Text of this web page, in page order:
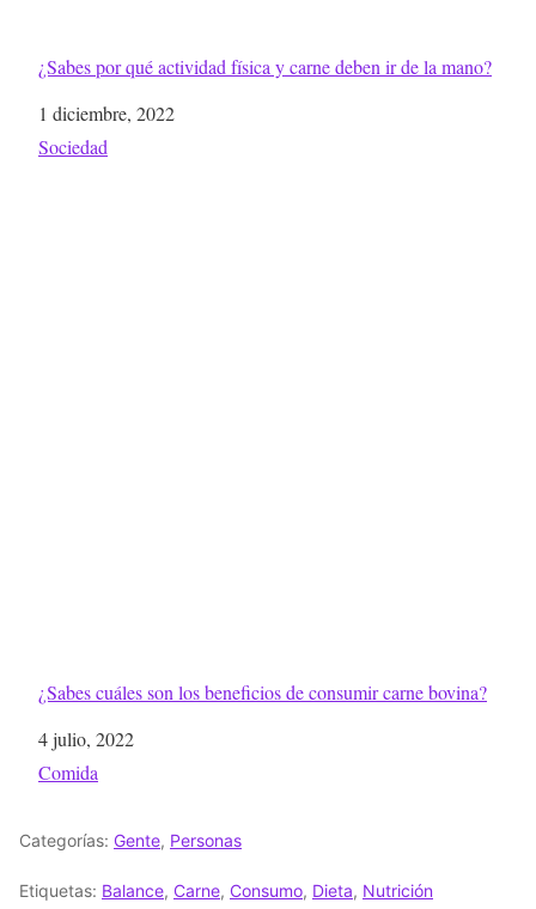
¿Sabes por qué actividad física y carne deben ir de la mano?
Fecha
1 diciembre, 2022
Respecto a
Sociedad
¿Sabes cuáles son los beneficios de consumir carne bovina?
Fecha
4 julio, 2022
Respecto a
Comida
Categorías: Gente, Personas
Etiquetas: Balance, Carne, Consumo, Dieta, Nutrición